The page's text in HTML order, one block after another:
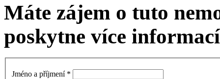
Máte zájem o tuto
poskytne více
Jméno a příjmení *